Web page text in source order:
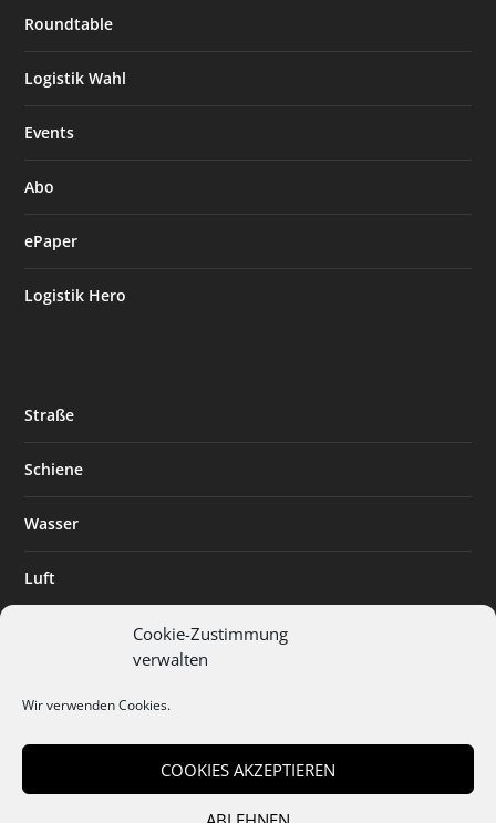
Cookie-Zustimmung
verwalten
Wir verwenden Cookies.
COOKIES AKZEPTIEREN
Roundtable
Logistik Wahl
Events
Abo
ePaper
Logistik Hero
Straße
Schiene
Wasser
Luft
Digitalisierung